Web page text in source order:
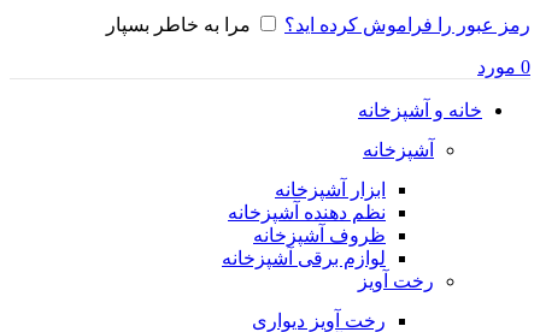
رمز عبور را فراموش کرده اید؟ مرا به خاطر بسپار
0 مورد
خانه و آشپزخانه
آشپزخانه
ابزار آشپزخانه
نظم دهنده آشپزخانه
ظروف آشپزخانه
لوازم برقی آشپزخانه
رخت آویز
رخت آویز دیواری